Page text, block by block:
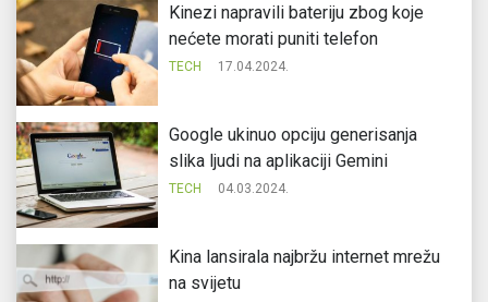
Kinezi napravili bateriju zbog koje
nećete morati puniti telefon
TECH 17.04.2024.
Google ukinuo opciju generisanja
slika ljudi na aplikaciji Gemini
TECH 04.03.2024.
Kina lansirala najbržu internet mrežu
na svijetu